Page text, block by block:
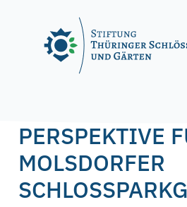
PERSPEKTIVE
MOLSDORFER